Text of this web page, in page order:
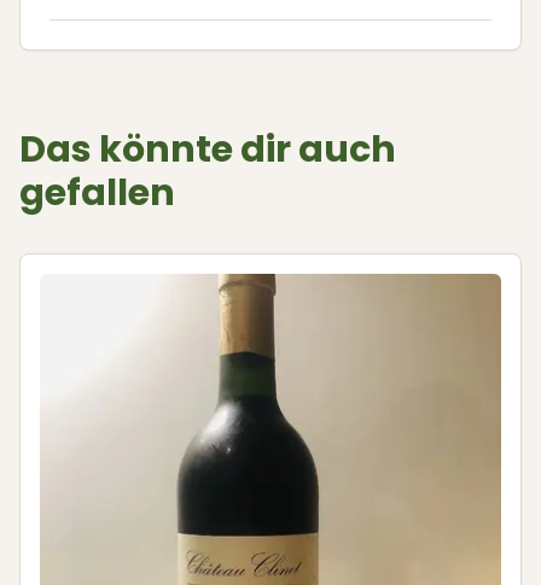
Das könnte dir auch
gefallen